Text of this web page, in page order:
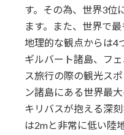
す。その為、世界3位
ます。また、世界で
地理的な観点からは4
ギルバート諸島、フ
ス旅行の際の観光ス
ン諸島にある世界最
キリバスが抱える深
は2mと非常に低い陸